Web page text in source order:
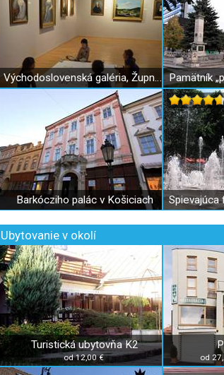
Východoslovenská galéria, Župný dom
Barkócziho palác v Košiciach
Ubytovanie v okolí
Turistická ubytovňa K2
od 12,00 € od